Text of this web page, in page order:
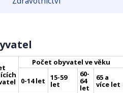
Počet obyvatel ve věku
0-14 let 15-59
let
60-
64
let
65 a
více let